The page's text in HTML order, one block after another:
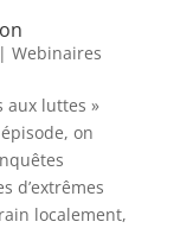
Webinaires
aux luttes »
on
d’extrêmes
localement,